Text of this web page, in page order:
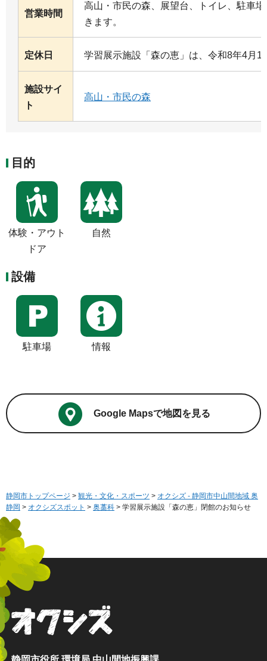
営業時間
高山・市民の森、展望台、トイレ、駐車
きます。
定休日 学習展示施設「森の恵」は、令和8年4月1
施設サイ
ト
高山・市民の森
目的
体験・アウト
ドア
自然
設備
駐車場 情報
Google Mapsで地図を見る
静岡市トップページ > 観光・文化・スポーツ > オクシズ - 静岡市中山間地域 奥
静岡 > オクシズスポット > 奥藁科 > 学習展示施設「森の恵」閉館のお知らせ